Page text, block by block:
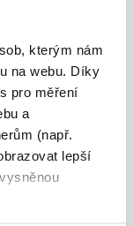
kterým nám
na webu. Díky
pro měření
a
(např.
lepší
samotného
úrazu,
který tam,
je to, že
že tato